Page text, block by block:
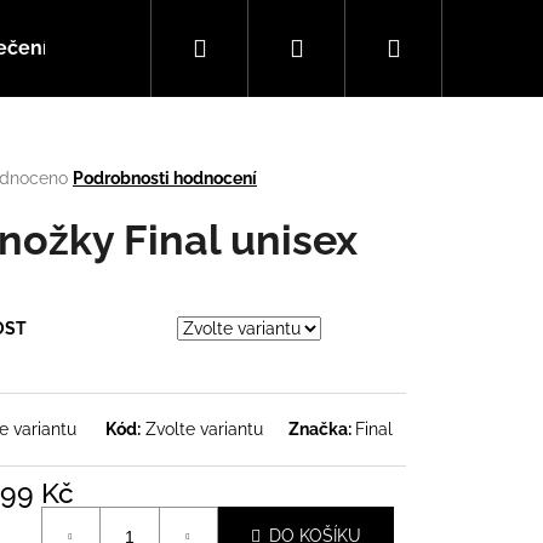
Hudba
Hledat PřihlášeníNákupní
Podrobnosti hodnocení
Final unisex
variantu Kód: Zvolte variantu Značka: Final
99 Kč
DO KOŠÍKU
Následující